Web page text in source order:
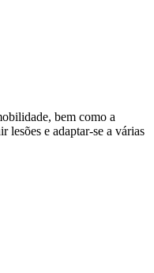
bem como a
lesões e adaptar-se a várias